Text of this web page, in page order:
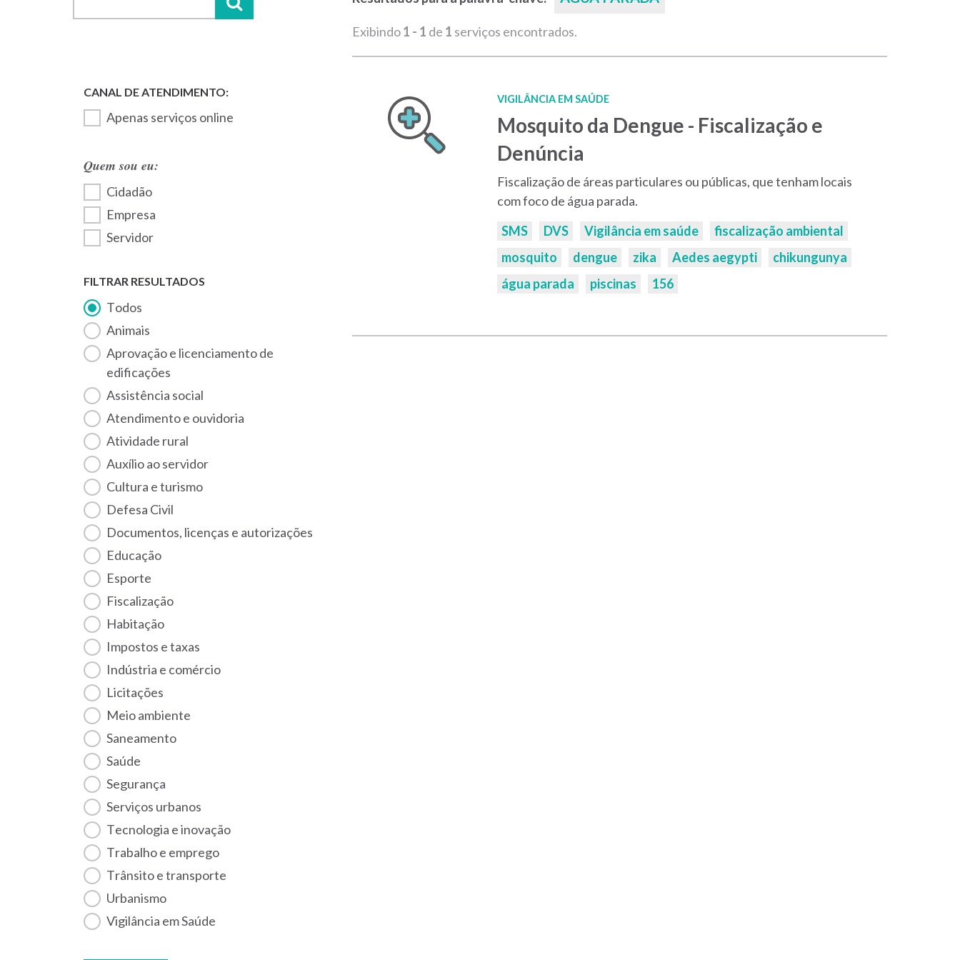
Apenas serviços online
Quem sou eu:
Cidadão
Empresa
Servidor
FILTRAR RESULTADOS
Todos
Animais
Aprovação e licenciamento de
edificações
Assistência social
Atendimento e ouvidoria
Atividade rural
Auxílio ao servidor
Cultura e turismo
Defesa Civil
Documentos, licenças e autorizações
Educação
Esporte
Fiscalização
habitação
Impostos e taxas
Indústria e comércio
Licitações
Meio ambiente
Saneamento
Saúde
Segurança
Serviços urbanos
Tecnologia e inovação
Trabalho e emprego
Trânsito e transporte
Urbanismo
Vigilância em Saúde
Exibindo1 - 1 de 1 serviços encontrados.
VIGILÂNCIA EM SAÚDE
Mosquito da Dengue - Fiscalização e
Denúncia
Fiscalização de áreas particulares ou públicas, que tenham locais
com foco de água parada.
Palavras-
SMS DVS Vigilância em saúde
fiscalização ambiental
mosquito
dengue zika Aedes aegypti
chikungunya
água parada
piscinas 156